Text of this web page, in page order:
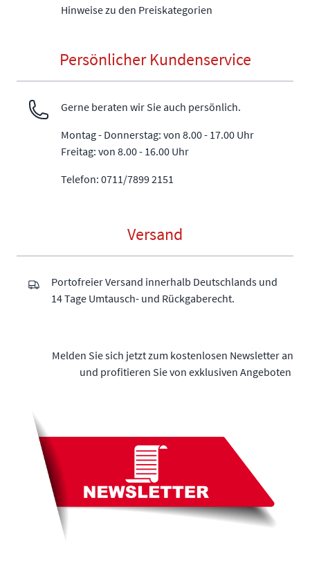
Hinweise zu den Preiskategorien
Persönlicher Kundenservice
Gerne beraten wir Sie auch persönlich.
Montag - Donnerstag: von 8.00 - 17.00 Uhr
Freitag: von 8.00 - 16.00 Uhr
Telefon: 0711/7899 2151
Versand
Portofreier Versand innerhalb Deutschlands und
14 Tage Umtausch- und Rückgaberecht.
Melden Sie sich jetzt zum kostenlosen Newsletter an
und profitieren Sie von exklusiven Angeboten